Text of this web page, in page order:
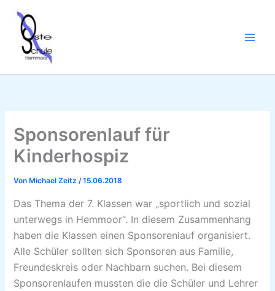
Inhalt
springen
Sponsorenlauf für
Kinderhospiz
Von Michael Zeitz/15.06.2018
Das Thema der 7. Klassen war „sportlich und sozial
unterwegs in Hemmoor“. In diesem Zusammenhang
haben die Klassen einen Sponsorenlauf organisiert.
Alle Schüler sollten sich Sponsoren aus Familie,
Freundeskreis oder Nachbarn suchen. Bei diesem
Sponsorenlaufen mussten die die Schüler und Lehrer